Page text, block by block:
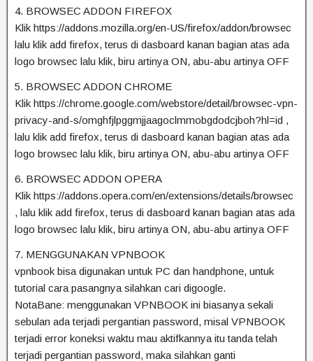
4. BROWSEC ADDON FIREFOX
Klik https://addons.mozilla.org/en-US/firefox/addon/browsec
lalu klik add firefox, terus di dasboard kanan bagian atas ada
logo browsec lalu klik, biru artinya ON, abu-abu artinya OFF
5. BROWSEC ADDON CHROME
Klik https://chrome.google.com/webstore/detail/browsec-vpn-
privacy-and-s/omghfjlpggmjjaagoclmmobgdodcjboh?hl=id ,
lalu klik add firefox, terus di dasboard kanan bagian atas ada
logo browsec lalu klik, biru artinya ON, abu-abu artinya OFF
6. BROWSEC ADDON OPERA
Klik https://addons.opera.com/en/extensions/details/browsec
, lalu klik add firefox, terus di dasboard kanan bagian atas ada
logo browsec lalu klik, biru artinya ON, abu-abu artinya OFF
7. MENGGUNAKAN VPNBOOK
vpnbook bisa digunakan untuk PC dan handphone, untuk
tutorial cara pasangnya silahkan cari digoogle.
NotaBane: menggunakan VPNBOOK ini biasanya sekali
sebulan ada terjadi pergantian password, misal VPNBOOK
terjadi error koneksi waktu mau aktifkannya itu tanda telah
terjadi pergantian password, maka silahkan ganti